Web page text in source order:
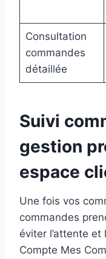
Consultation
commandes
détaillée
Suivi
gestion
espace
Une fois vos
commandes
éviter l’attente
Compte Mes